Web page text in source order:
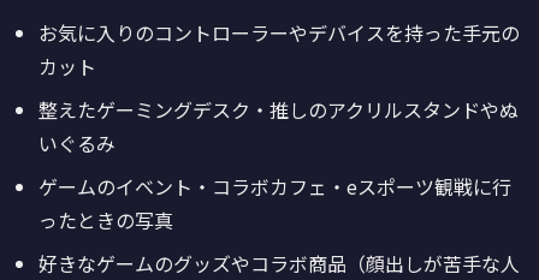
お気に入りのコントローラーやデバイスを持った手元の
カット
整えたゲーミングデスク・推しのアクリルスタンドやぬ
いぐるみ
ゲームのイベント・コラボカフェ・eスポーツ観戦に行
ったときの写真
好きなゲームのグッズやコラボ商品（顔出しが苦手な人